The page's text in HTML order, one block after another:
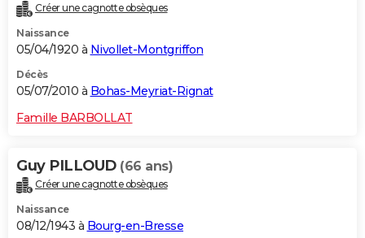
Créer une cagnotte obsèques
Naissance
05/04/1920 à Nivollet-Montgriffon
Décès
05/07/2010 à Bohas-Meyriat-Rignat
Famille BARBOLLAT
Guy PILLOUD (66 ans)
Créer une cagnotte obsèques
Naissance
08/12/1943 à Bourg-en-Bresse